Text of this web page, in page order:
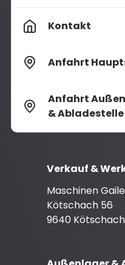
Kontakt
Anfahrt
Anfahrt
&
Verkauf &
Maschinen
Kötschach 56
9640